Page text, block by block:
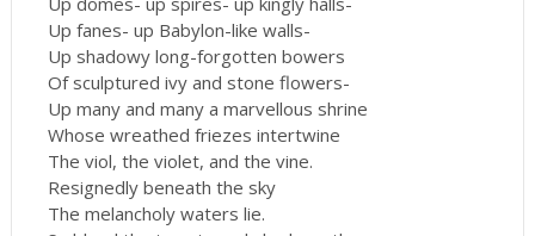
Up fanes- up Babylon-like walls-
Up shadowy long-forgotten bowers
Of sculptured ivy and stone flowers-
Up many and many a marvellous shrine
Whose wreathed friezes intertwine
The viol, the violet, and the vine.
Resignedly beneath the sky
The melancholy waters lie.